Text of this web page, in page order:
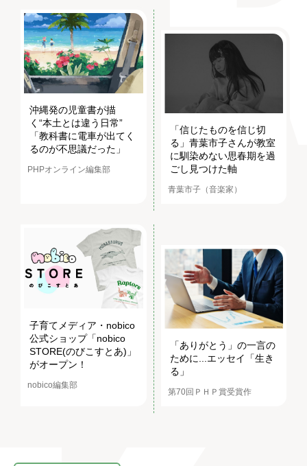
沖縄発の児童書が描
く“本土とは違う日常”
「教科書に電車が出てく
るのが不思議だった」
PHPオンライン編集部
「信じたものを信じ切
る」青葉市子さんが教室
に馴染めない思春期を過
ごし見つけた軸
青葉市子（音楽家）
子育てメディア・nobico
公式ショップ「nobico
STORE(のびこすとあ)」
がオープン！
nobico編集部
「ありがとう」の一言の
ために...エッセイ「生き
る」
第70回ＰＨＰ賞受賞作